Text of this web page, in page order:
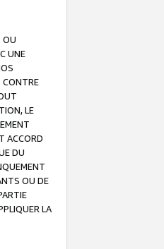
OU
UNE
CONTRE
LE
ACCORD
DU
OU DE
LA